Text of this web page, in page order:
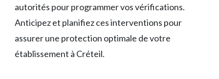
autorités pour programmer vos vérifications.
Anticipez et planifiez ces interventions pour
assurer une protection optimale de votre
établissement à Créteil.